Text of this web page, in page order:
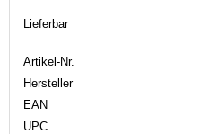
Lieferbar
Artikel-Nr.
Hersteller
EAN
UPC